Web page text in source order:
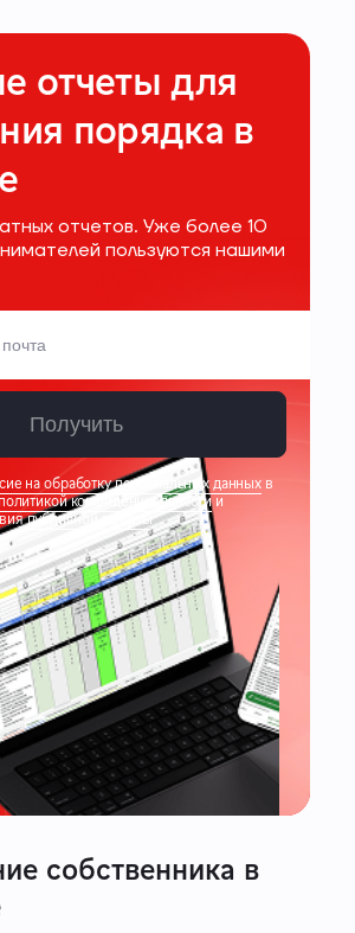
отчеты для
порядка в
отчетов. Уже более 10
пользуются нашими
Получить
на обработку персональных данных в
конфиденциальностии
публичной оферты
собственника в